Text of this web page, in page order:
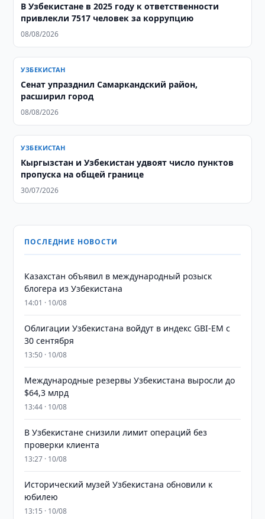
В Узбекистане в 2025 году к ответственности
привлекли 7517 человек за коррупцию
08/08/2026
УЗБЕКИСТАН
Сенат упразднил Самаркандский район,
расширил город
08/08/2026
УЗБЕКИСТАН
Кыргызстан и Узбекистан удвоят число пунктов
пропуска на общей границе
30/07/2026
ПОСЛЕДНИЕ НОВОСТИ
Казахстан объявил в международный розыск
блогера из Узбекистана
14:01 · 10/08
Облигации Узбекистана войдут в индекс GBI-EM с
30 сентября
13:50 · 10/08
Международные резервы Узбекистана выросли до
$64,3 млрд
13:44 · 10/08
В Узбекистане снизили лимит операций без
проверки клиента
13:27 · 10/08
Исторический музей Узбекистана обновили к
юбилею
13:15 · 10/08